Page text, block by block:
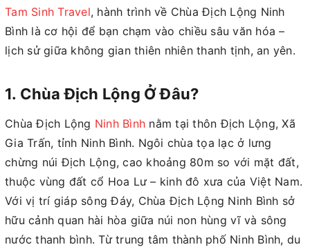
Tam Sinh Travel, hành trình về Chùa Địch Lộng Ninh
Bình là cơ hội để bạn chạm vào chiều sâu văn hóa –
lịch sử giữa không gian thiên nhiên thanh tịnh, an yên.
1. Chùa Địch Lộng Ở Đâu?
Chùa Địch Lộng Ninh Bình nằm tại thôn Địch Lộng, Xã
Gia Trấn, tỉnh Ninh Bình. Ngôi chùa tọa lạc ở lưng
chừng núi Địch Lộng, cao khoảng 80m so với mặt đất,
thuộc vùng đất cổ Hoa Lư – kinh đô xưa của Việt Nam.
Với vị trí giáp sông Đáy, Chùa Địch Lộng Ninh Bình sở
hữu cảnh quan hài hòa giữa núi non hùng vĩ và sông
nước thanh bình. Từ trung tâm thành phố Ninh Bình, du